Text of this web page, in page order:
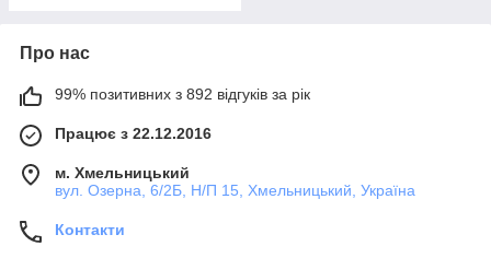
Про нас
99% позитивних з 892 відгуків за рік
Працює з 22.12.2016
м. Хмельницький
вул. Озерна, 6/2Б, Н/П 15, Хмельницький, Україна
Контакти